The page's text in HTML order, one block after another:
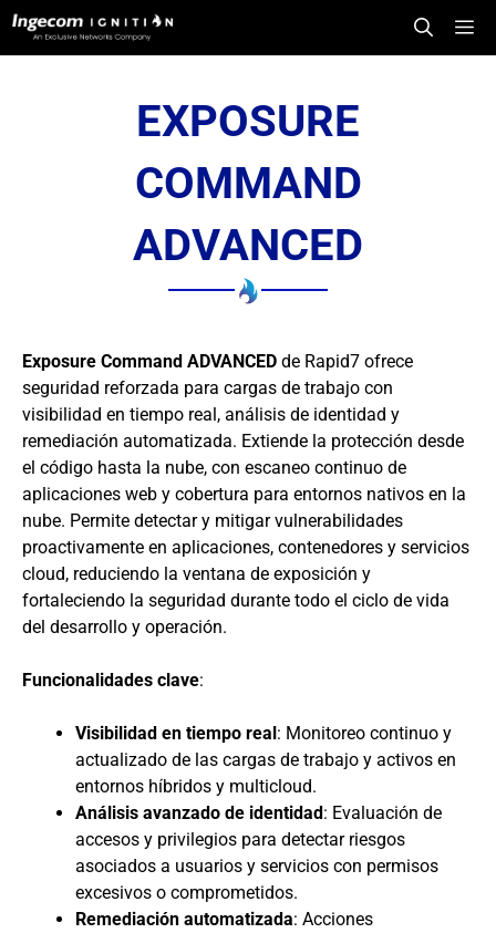
Saltar
EXPOSURE
COMMAND
ADVANCED
Exposure Command ADVANCED de Rapid7 ofrece
seguridad reforzada para cargas de trabajo con
visibilidad en tiempo real, análisis de identidad y
remediación automatizada. Extiende la protección desde
el código hasta la nube, con escaneo continuo de
aplicaciones web y cobertura para entornos nativos en la
nube. Permite detectar y mitigar vulnerabilidades
proactivamente en aplicaciones, contenedores y servicios
cloud, reduciendo la ventana de exposición y
fortaleciendo la seguridad durante todo el ciclo de vida
del desarrollo y operación.
Funcionalidades clave:
Visibilidad en tiempo real: Monitoreo continuo y
actualizado de las cargas de trabajo y activos en
entornos híbridos y multicloud.
Análisis avanzado de identidad: Evaluación de
accesos y privilegios para detectar riesgos
asociados a usuarios y servicios con permisos
excesivos o comprometidos.
Remediación automatizada: Acciones